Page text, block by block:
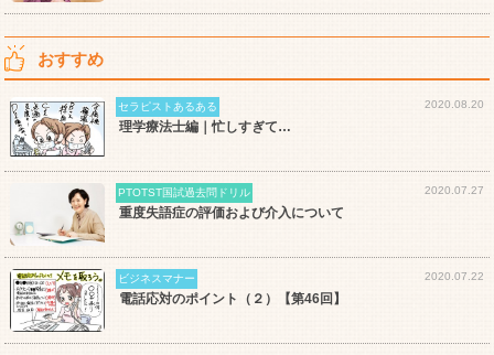
おすすめ
セラピストあるある 2020.08.20
理学療法士編｜忙しすぎて…
PTOTST国試過去問ドリル 2020.07.27
重度失語症の評価および介入について
ビジネスマナー 2020.07.22
電話応対のポイント（２）【第46回】